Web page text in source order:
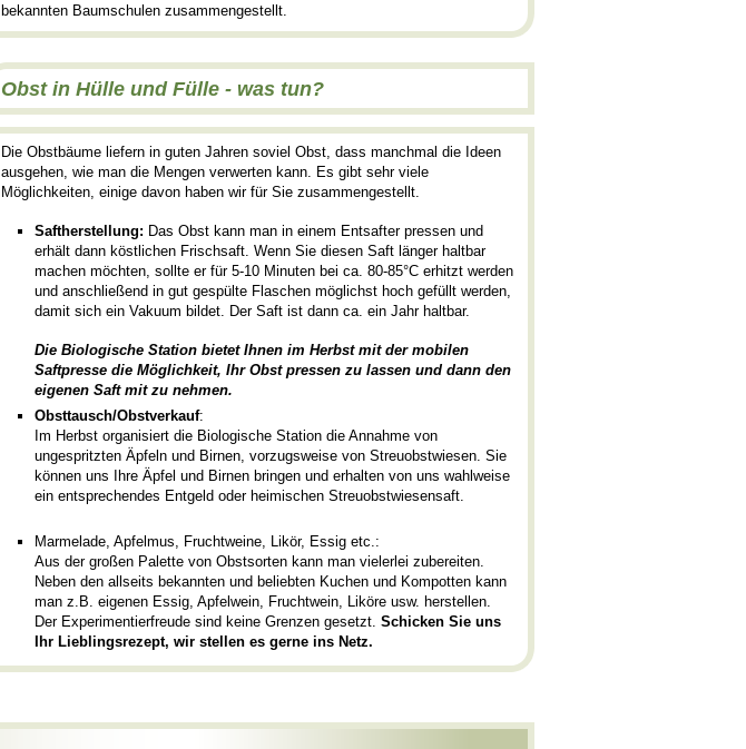
bekannten Baumschulen zusammengestellt.
Obst in Hülle und Fülle - was tun?
Die Obstbäume liefern in guten Jahren soviel Obst, dass manchmal die Ideen
ausgehen, wie man die Mengen verwerten kann. Es gibt sehr viele
Möglichkeiten, einige davon haben wir für Sie zusammengestellt.
Saftherstellung: Das Obst kann man in einem Entsafter pressen und
erhält dann köstlichen Frischsaft. Wenn Sie diesen Saft länger haltbar
machen möchten, sollte er für 5-10 Minuten bei ca. 80-85°C erhitzt werden
und anschließend in gut gespülte Flaschen möglichst hoch gefüllt werden,
damit sich ein Vakuum bildet. Der Saft ist dann ca. ein Jahr haltbar.
Die Biologische Station bietet Ihnen im Herbst mit der mobilen
Saftpresse die Möglichkeit, Ihr Obst pressen zu lassen und dann den
eigenen Saft mit zu nehmen.
Obsttausch/Obstverkauf:
Im Herbst organisiert die Biologische Station die Annahme von
ungespritzten Äpfeln und Birnen, vorzugsweise von Streuobstwiesen. Sie
können uns Ihre Äpfel und Birnen bringen und erhalten von uns wahlweise
ein entsprechendes Entgeld oder heimischen Streuobstwiesensaft.
Marmelade, Apfelmus, Fruchtweine, Likör, Essig etc.:
Aus der großen Palette von Obstsorten kann man vielerlei zubereiten.
Neben den allseits bekannten und beliebten Kuchen und Kompotten kann
man z.B. eigenen Essig, Apfelwein, Fruchtwein, Liköre usw. herstellen.
Der Experimentierfreude sind keine Grenzen gesetzt. Schicken Sie uns
Ihr Lieblingsrezept, wir stellen es gerne ins Netz.